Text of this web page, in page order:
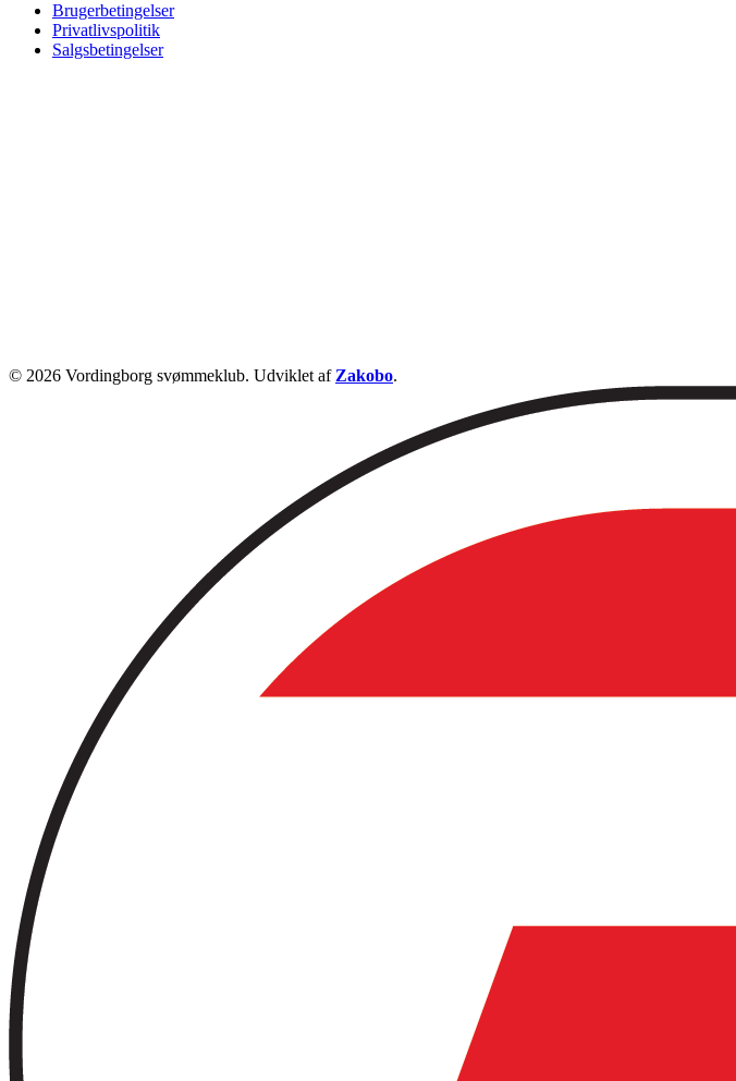
Brugerbetingelser
Privatlivspolitik
Salgsbetingelser
© 2026 Vordingborg svømmeklub. Udviklet af Zakobo.